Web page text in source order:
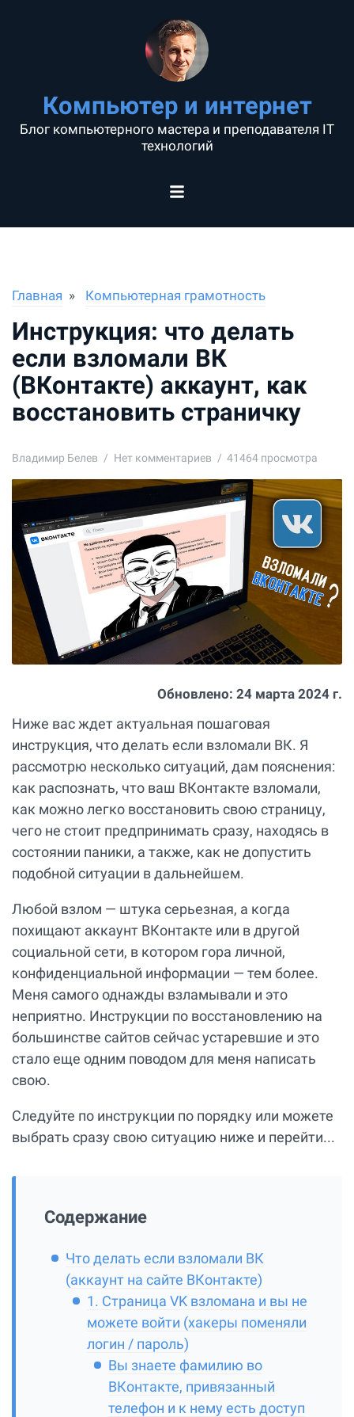
Компьютер и интернет
Блог компьютерного мастера и преподавателя IT
технологий
Главная Компьютерная грамотность
Инструкция: что делать
если взломали ВК
(ВКонтакте) аккаунт, как
восстановить страничку
Владимир Белев Нет комментариев 41464 просмотра
Обновлено: 24 марта 2024 г.
Ниже вас ждет актуальная пошаговая
инструкция, что делать если взломали ВК. Я
рассмотрю несколько ситуаций, дам пояснения:
как распознать, что ваш ВКонтакте взломали,
как можно легко восстановить свою страницу,
чего не стоит предпринимать сразу, находясь в
состоянии паники, а также, как не допустить
подобной ситуации в дальнейшем.
Любой взлом — штука серьезная, а когда
похищают аккаунт ВКонтакте или в другой
социальной сети, в котором гора личной,
конфиденциальной информации — тем более.
Меня самого однажды взламывали и это
неприятно. Инструкции по восстановлению на
большинстве сайтов сейчас устаревшие и это
стало еще одним поводом для меня написать
свою.
Следуйте по инструкции по порядку или можете
выбрать сразу свою ситуацию ниже и перейти...
Содержание
Что делать если взломали ВК
(аккаунт на сайте ВКонтакте)
1. Страница VK взломана и вы не
можете войти (хакеры поменяли
логин / пароль)
Вы знаете фамилию во
ВКонтакте, привязанный
телефон и к нему есть доступ